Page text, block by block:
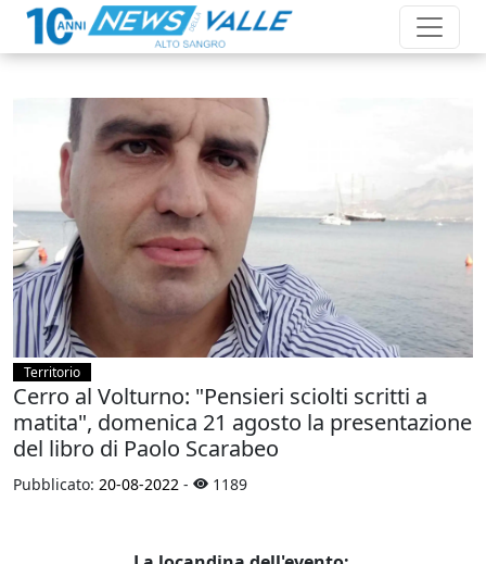
Territorio
Cerro al Volturno: "Pensieri sciolti scritti a
matita", domenica 21 agosto la presentazione
del libro di Paolo Scarabeo
Pubblicato: 20-08-2022 - 1189